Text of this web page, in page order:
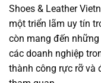
Shoes & Leather
một triển lãm uy tín
còn mang đến
các doanh nghiệp
thành công rực rỡ và